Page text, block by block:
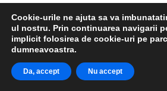
Cookie-urile ne ajuta sa va
ul nostru. Prin continuarea navigarii
implicit folosirea de cookie-uri pe
dumneavoastra.
Da, accept Nu accept